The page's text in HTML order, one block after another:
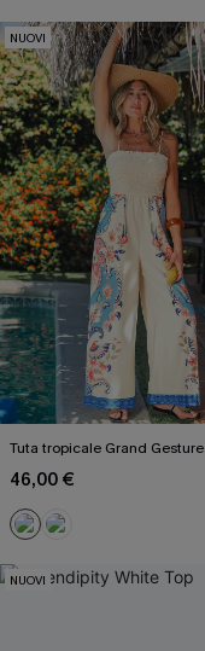
NUOVI
Tuta tropicale Grand Gesture
46,00 €
NUOVI